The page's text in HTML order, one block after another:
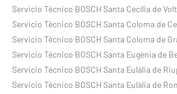
Servicio Técnico BOSCH Santa Cecília de
Servicio Técnico BOSCH Santa Coloma de
Servicio Técnico BOSCH Santa Coloma de
Servicio Técnico BOSCH Santa Eugènia de
Servicio Técnico BOSCH Santa Eulàlia de
Servicio Técnico BOSCH Santa Eulàlia de